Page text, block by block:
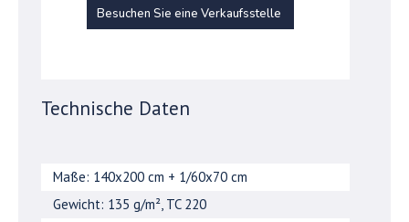
Besuchen Sie eine Verkaufsstelle
Technische Daten
Maße: 140x200 cm + 1/60x70 cm
Gewicht: 135 g/m², TC 220